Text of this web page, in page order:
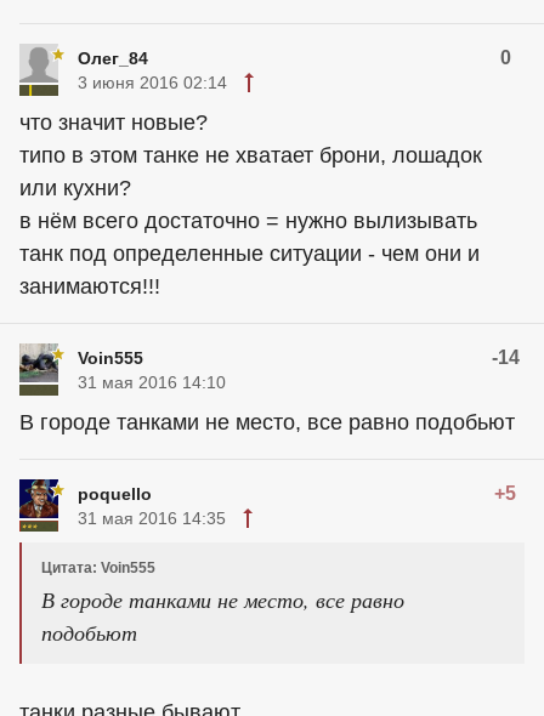
Олег_84 0
3 июня 2016 02:14
что значит новые?
типо в этом танке не хватает брони, лошадок
или кухни?
в нём всего достаточно = нужно вылизывать
танк под определенные ситуации - чем они и
занимаются!!!
Voin555 -14
31 мая 2016 14:10
В городе танками не место, все равно подобьют
poquello +5
31 мая 2016 14:35
Цитата: Voin555
В городе танками не место, все равно
подобьют